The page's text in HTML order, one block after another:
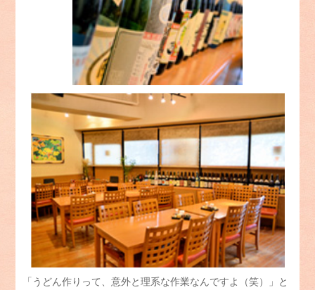
「うどん作りって、意外と理系な作業なんですよ（笑）」と